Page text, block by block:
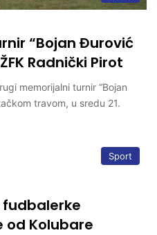
“Bojan Đurović
Radnički Pirot
memorijalni turnir “Bojan
travom, u sredu 21.
Sport
fudbalerke
od Kolubare